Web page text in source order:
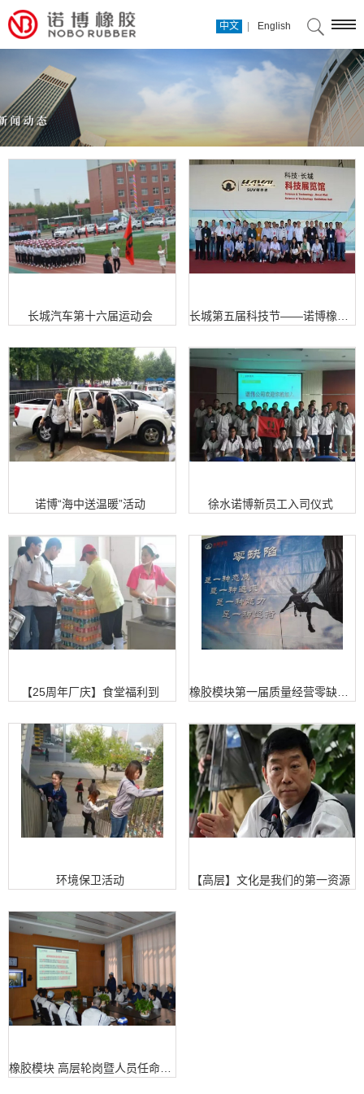
中文 English
长城汽车第十六届运动会
诺博“海中送温暖”活动 徐水诺博新员工入司仪式
【25周年厂庆】食堂福利到 橡胶模块第一届质量经营零缺陷工程总结大会
环境保卫活动 【高层】文化是我们的第一资源